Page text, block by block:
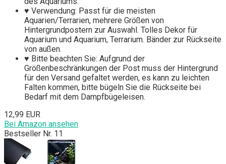
♥ Verwendung: Passt für die meisten
Aquarien/Terrarien, mehrere Größen von
Hintergrundpostern zur Auswahl. Tolles Dekor für
Aquarium und Aquarium, Terrarium. Bänder zur Rückseite
von außen.
♥ Bitte beachten Sie: Aufgrund der
Größenbeschränkungen der Post muss der Hintergrund
für den Versand gefaltet werden, es kann zu leichten
Falten kommen, bitte bügeln Sie die Rückseite bei
Bedarf mit dem Dampfbügeleisen.
12,99 EUR
Bei Amazon ansehen
Bestseller Nr. 11